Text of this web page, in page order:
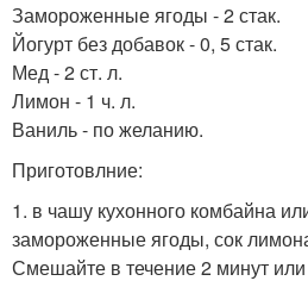
Замороженные ягоды - 2 стак.
Йогурт без добавок - 0, 5 стак.
Мед - 2 ст. л.
Лимон - 1 ч. л.
Ваниль - по желанию.
Приготовлние:
1. в чашу кухонного комбайна
замороженные ягоды, сок
Смешайте в течение 2 минут